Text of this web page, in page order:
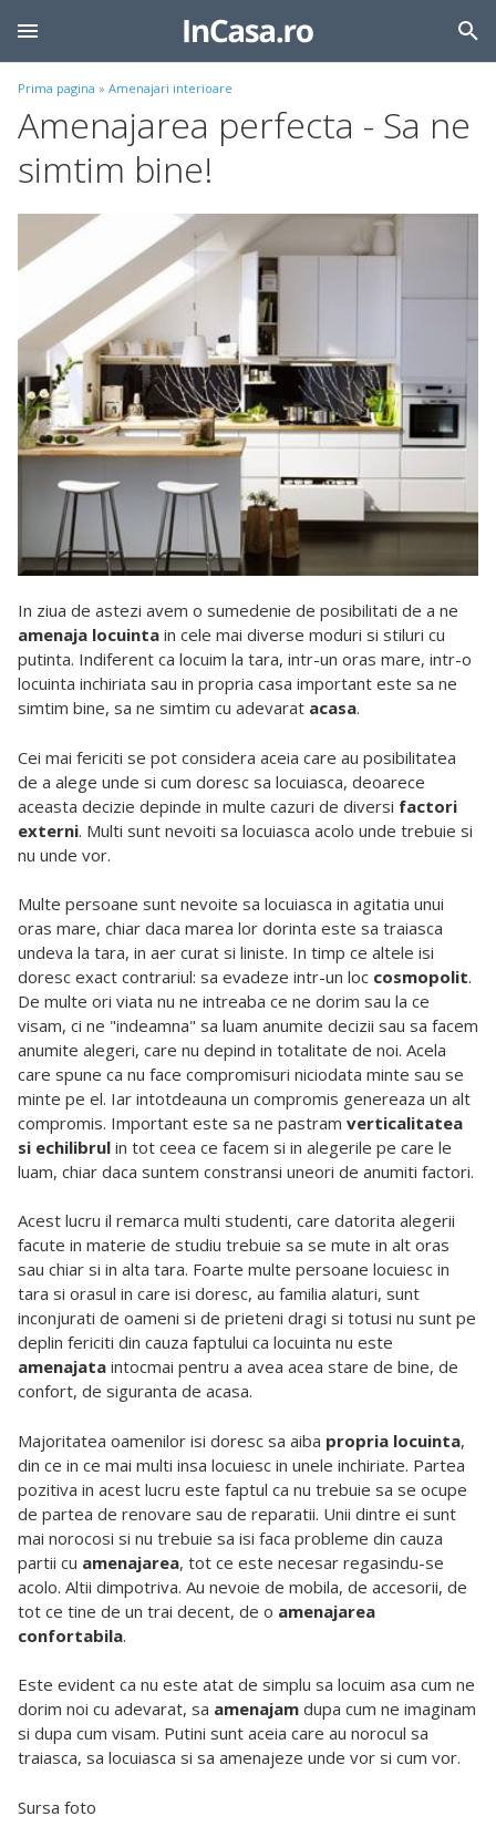
Prima pagina » Amenajari interioare
Amenajarea perfecta - Sa ne
simtim bine!
In ziua de astezi avem o sumedenie de posibilitati de a ne
amenaja locuinta in cele mai diverse moduri si stiluri cu
putinta. Indiferent ca locuim la tara, intr-un oras mare, intr-o
locuinta inchiriata sau in propria casa important este sa ne
simtim bine, sa ne simtim cu adevarat acasa.
Cei mai fericiti se pot considera aceia care au posibilitatea
de a alege unde si cum doresc sa locuiasca, deoarece
aceasta decizie depinde in multe cazuri de diversi factori
externi. Multi sunt nevoiti sa locuiasca acolo unde trebuie si
nu unde vor.
Multe persoane sunt nevoite sa locuiasca in agitatia unui
oras mare, chiar daca marea lor dorinta este sa traiasca
undeva la tara, in aer curat si liniste. In timp ce altele isi
doresc exact contrariul: sa evadeze intr-un loc cosmopolit.
De multe ori viata nu ne intreaba ce ne dorim sau la ce
visam, ci ne "indeamna" sa luam anumite decizii sau sa facem
anumite alegeri, care nu depind in totalitate de noi. Acela
care spune ca nu face compromisuri niciodata minte sau se
minte pe el. Iar intotdeauna un compromis genereaza un alt
compromis. Important este sa ne pastram verticalitatea
si echilibrul in tot ceea ce facem si in alegerile pe care le
luam, chiar daca suntem constransi uneori de anumiti factori.
Acest lucru il remarca multi studenti, care datorita alegerii
facute in materie de studiu trebuie sa se mute in alt oras
sau chiar si in alta tara. Foarte multe persoane locuiesc in
tara si orasul in care isi doresc, au familia alaturi, sunt
inconjurati de oameni si de prieteni dragi si totusi nu sunt pe
deplin fericiti din cauza faptului ca locuinta nu este
amenajata intocmai pentru a avea acea stare de bine, de
confort, de siguranta de acasa.
Majoritatea oamenilor isi doresc sa aiba propria locuinta,
din ce in ce mai multi insa locuiesc in unele inchiriate. Partea
pozitiva in acest lucru este faptul ca nu trebuie sa se ocupe
de partea de renovare sau de reparatii. Unii dintre ei sunt
mai norocosi si nu trebuie sa isi faca probleme din cauza
partii cu amenajarea, tot ce este necesar regasindu-se
acolo. Altii dimpotriva. Au nevoie de mobila, de accesorii, de
tot ce tine de un trai decent, de o amenajarea
confortabila.
Este evident ca nu este atat de simplu sa locuim asa cum ne
dorim noi cu adevarat, sa amenajam dupa cum ne imaginam
si dupa cum visam. Putini sunt aceia care au norocul sa
traiasca, sa locuiasca si sa amenajeze unde vor si cum vor.
Sursa foto